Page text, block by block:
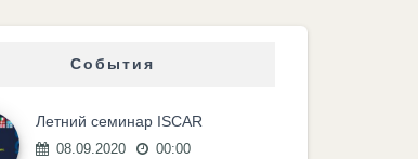
События
Летний семинар ISCAR
08.09.2020 00:00